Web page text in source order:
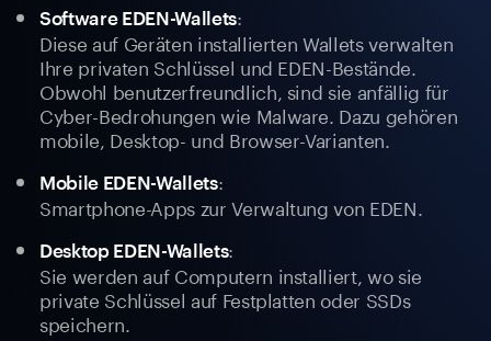
Software EDEN-Wallets:
Diese auf Geräten installierten Wallets verwalten
Ihre privaten Schlüssel und EDEN-Bestände.
Obwohl benutzerfreundlich, sind sie anfällig für
Cyber-Bedrohungen wie Malware. Dazu gehören
mobile, Desktop- und Browser-Varianten.
Mobile EDEN-Wallets:
Smartphone-Apps zur Verwaltung von EDEN.
Desktop EDEN-Wallets:
Sie werden auf Computern installiert, wo sie
private Schlüssel auf Festplatten oder SSDs
speichern.